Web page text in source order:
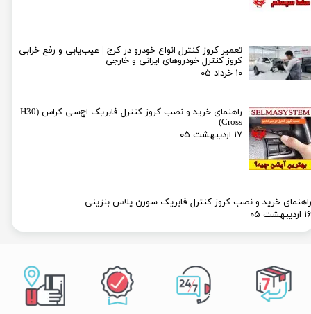
تعمیر کروز کنترل انواع خودرو در کرج | عیب‌یابی و رفع خرابی
کروز کنترل خودروهای ایرانی و خارجی
۱۰ خرداد ۰۵
راهنمای خرید و نصب کروز کنترل فابریک اچ‌سی کراس (H30
Cross)
۱۷ اردیبهشت ۰۵
راهنمای خرید و نصب کروز کنترل فابریک سورن پلاس بنزینی
۱۶ اردیبهشت ۰۵